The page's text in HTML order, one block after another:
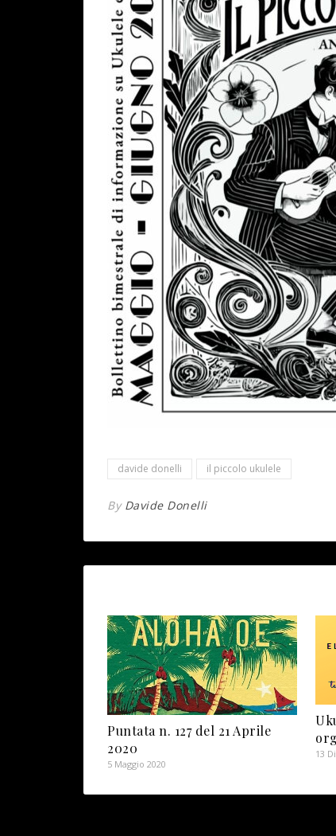
davide donelli il piccolo ukulele
By Davide Donelli
Puntata n. 127 del 21 Aprile
2020
5 Maggio 2020
13